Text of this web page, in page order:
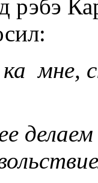
рэбэ
мне,